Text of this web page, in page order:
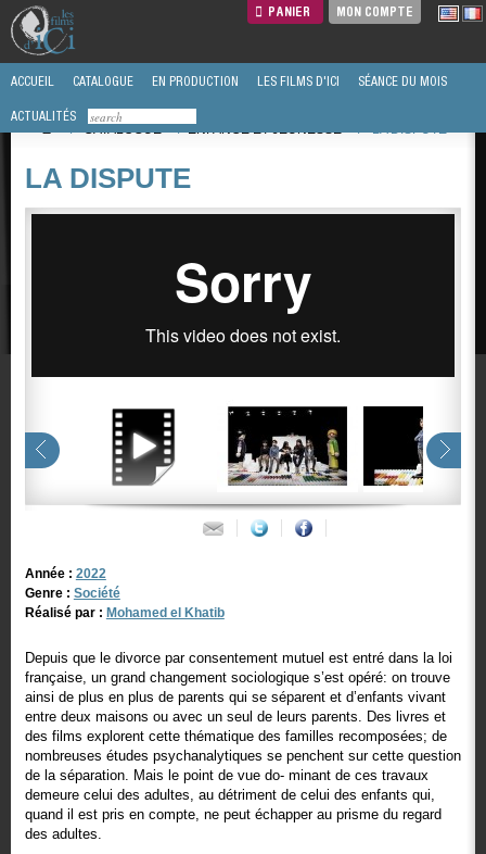
PANIER MON COMPTE
ACCUEIL CATALOGUE EN PRODUCTION LES FILMS D'ICI SÉANCE DU MOIS
ACTUALITÉS
/
CATALOGUE / ENFANCE ET JEUNESSE / LA DISPUTE
LA DISPUTE
Année : 2022
Genre : Société
Réalisé par : Mohamed el Khatib
Depuis que le divorce par consentement mutuel est entré dans la loi
française, un grand changement sociologique s’est opéré: on trouve
ainsi de plus en plus de parents qui se séparent et d’enfants vivant
entre deux maisons ou avec un seul de leurs parents. Des livres et
des films explorent cette thématique des familles recomposées; de
nombreuses études psychanalytiques se penchent sur cette question
de la séparation. Mais le point de vue do- minant de ces travaux
demeure celui des adultes, au détriment de celui des enfants qui,
quand il est pris en compte, ne peut échapper au prisme du regard
des adultes.